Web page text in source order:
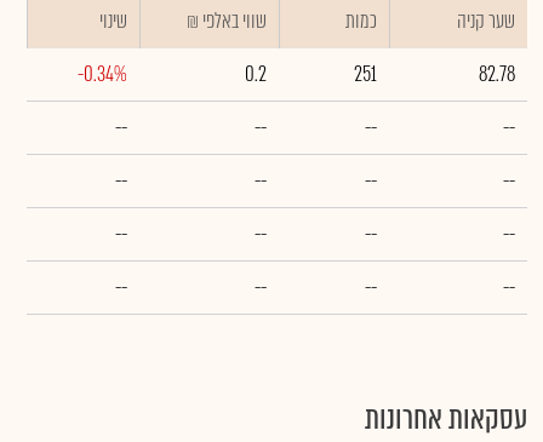
שער קניה כמות ₪ שווי באלפי
שינוי
82.78
251
0.2
-0.34%
--
--
--
--
--
--
--
--
--
--
--
--
--
--
--
--
עסקאות אחרונות